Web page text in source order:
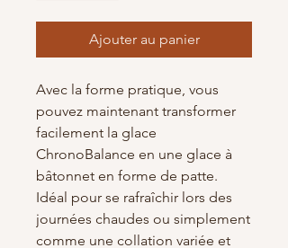
Ajouter au panier
Avec la forme pratique, vous
pouvez maintenant transformer
facilement la glace
ChronoBalance en une glace à
bâtonnet en forme de patte.
Idéal pour se rafraîchir lors des
journées chaudes ou simplement
comme une collation variée et